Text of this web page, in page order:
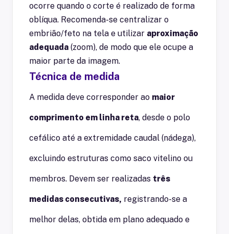
ocorre quando o corte é realizado de forma
oblíqua. Recomenda-se centralizar o
embrião/feto na tela e utilizar aproximação
adequada (zoom), de modo que ele ocupe a
maior parte da imagem.
Técnica de medida
A medida deve corresponder ao maior
comprimento em linha reta, desde o polo
cefálico até a extremidade caudal (nádega),
excluindo estruturas como saco vitelino ou
membros. Devem ser realizadas três
medidas consecutivas, registrando-se a
melhor delas, obtida em plano adequado e